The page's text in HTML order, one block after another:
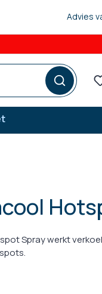
Advies
Vlooien
Teken
Spray werkt